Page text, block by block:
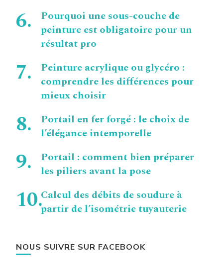
Pourquoi une sous-couche de
peinture est obligatoire pour un
résultat pro
Peinture acrylique ou glycéro :
comprendre les différences pour
mieux choisir
Portail en fer forgé : le choix de
l’élégance intemporelle
Portail : comment bien préparer
les piliers avant la pose
Calcul des débits de soudure à
partir de l’isométrie tuyauterie
NOUS SUIVRE SUR FACEBOOK